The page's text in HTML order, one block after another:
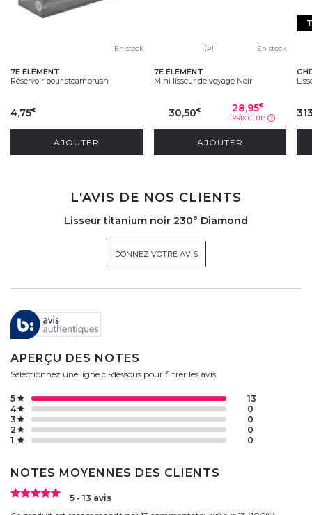
En stock
7E ÉLÉMENT
Réservoir pour steambrush
4,75€
AJOUTER
(5) En stock
7E ÉLÉMENT
Mini lisseur de voyage Noir
30,50€ 28,95€
PRIX CLUB ?
AJOUTER
L'AVIS DE NOS CLIENTS
Lisseur titanium noir 230° Diamond
DONNEZ VOTRE AVIS
APERÇU DES NOTES
Sélectionnez une ligne ci-dessous pour filtrer les avis
1 0
2 0
3 0
4 0
5 13
NOTES MOYENNES DES CLIENTS
5 - 13 avis